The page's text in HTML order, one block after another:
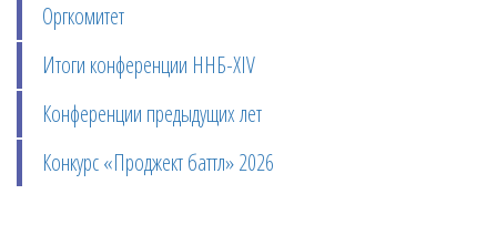
Оргкомитет
Итоги конференции ННБ-XIV
Конференции предыдущих лет
Конкурс «Проджект баттл» 2026